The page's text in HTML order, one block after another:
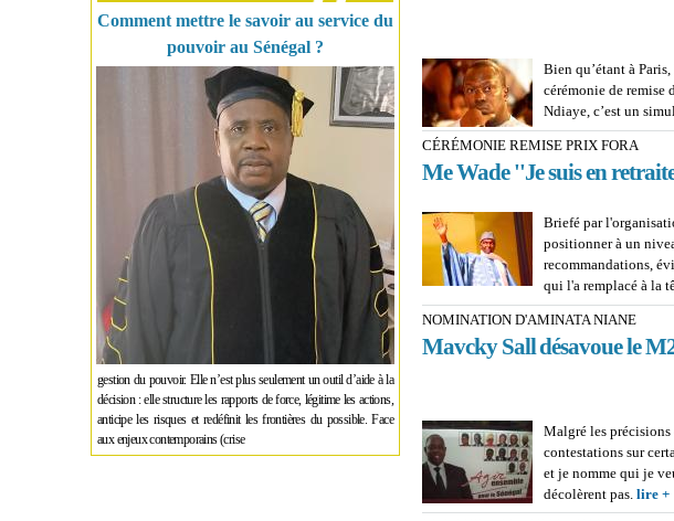
Comment mettre le savoir au service du
pouvoir au Sénégal ?
gestion du pouvoir. Elle n’est plus seulement un outil d’aide à la
décision : elle structure les rapports de force, légitime les actions,
anticipe les risques et redéfinit les frontières du possible. Face
aux enjeux contemporains (crise
Bien qu’étant à
cérémonie de remise
Ndiaye, c’est un
CÉRÉMONIE REMISE PRIX FORA
Me Wade ''Je suis en
Briefé par
positionner à un
recommandations,
qui l'a remplacé à la
NOMINATION D'AMINATA NIANE
Mavcky Sall désavoue le
Malgré les
contestations sur
et je nomme qui je
décolèrent pas. lire +